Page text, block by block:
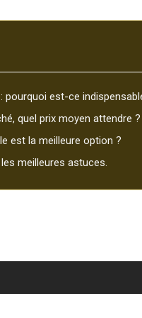
pourquoi est-ce
quel prix moyen attendre ?
est la meilleure option ?
meilleures astuces.